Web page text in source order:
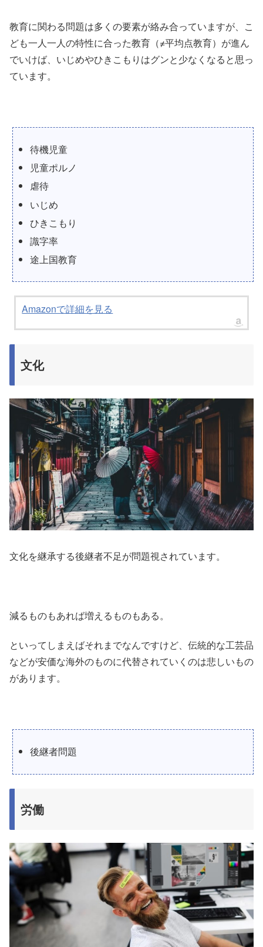
教育に関わる問題は多くの要素が絡み合っていますが、こ
ども一人一人の特性に合った教育（≠平均点教育）が進ん
でいけば、いじめやひきこもりはグンと少なくなると思っ
ています。
待機児童
児童ポルノ
虐待
いじめ
ひきこもり
識字率
途上国教育
Amazonで詳細を見る
文化
文化を継承する後継者不足が問題視されています。
減るものもあれば増えるものもある。
といってしまえばそれまでなんですけど、伝統的な工芸品
などが安価な海外のものに代替されていくのは悲しいもの
があります。
後継者問題
労働